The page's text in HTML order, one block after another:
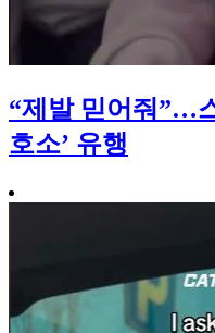
“제발 믿어줘”…
호소’ 유행